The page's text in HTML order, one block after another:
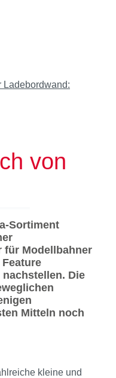
Ladebordwand:
von
Sortiment
für Modellbahner
Die
Mitteln noch
kleine und